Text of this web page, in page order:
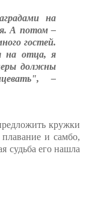
на
А потом –
гостей.
на отца, я
должны
–
кружки
и самбо,
судьба его нашла